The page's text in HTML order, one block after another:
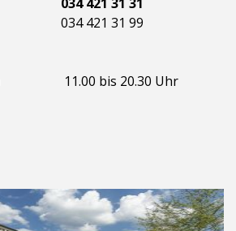
034 421 31 99
11.00 bis 20.30 Uhr